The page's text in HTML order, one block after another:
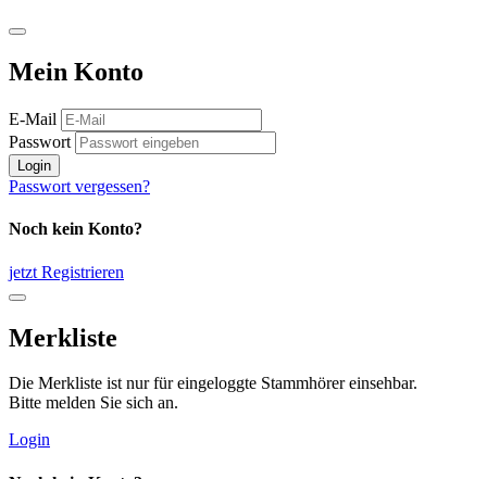
Mein Konto
E-Mail
Passwort
Login
Passwort vergessen?
Noch kein Konto?
jetzt Registrieren
Merkliste
Die Merkliste ist nur für eingeloggte Stammhörer einsehbar.
Bitte melden Sie sich an.
Login